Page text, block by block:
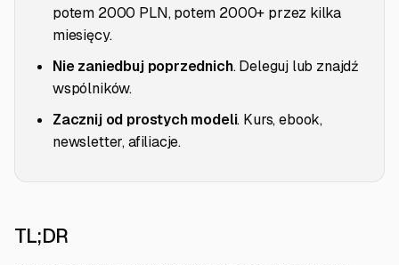
potem 2000 PLN, potem 2000+ przez kilka
miesięcy.
Nie zaniedbuj poprzednich. Deleguj lub znajdź
wspólników.
Zacznij od prostych modeli. Kurs, ebook,
newsletter, afiliacje.
TL;DR